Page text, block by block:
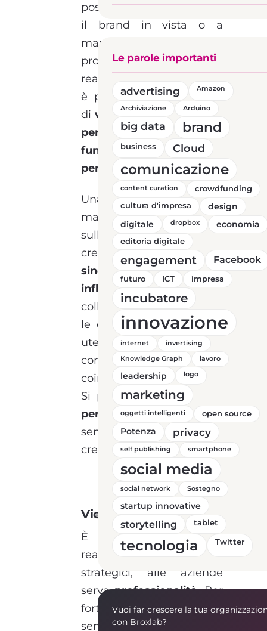
postare qualche foto con
il brand in vista o a
mandare un gadget o un
prodotto di prova. In
realtà l’attività da svolgere
è più complessa.Si tratta
di valorizzare le qualità di
persone (influencer) che
fungono da riferimento
per un network.
Una efficace forma di
marketing basata
sull’
identificazione
creazione
di attività
sinergiche
tra brand e
influencer
collaborazioni accorciano
le distanza tra azienda e
utente, creando una
comunicazione basata su
coinvolgimento e dialogo.
Si produce unapproccio
performante, non
semplice advertising, che
crea
valore aggiunto.
Vietato il “fai da te”
È evidente che per
realizzare progetti
strategici, alle aziende
servaprofessionalità. Per
fortuna l’era del “fai da te”
sembra avviarsi al
Le parole importanti
advertising Amazon
Archiviazione Arduino
big data brand
business Cloud
comunicazione
content curation
crowdfunding
cultura d'impresa
design
digitale
dropbox economia
editoria digitale
engagement Facebook
futuro ICT impresa
incubatore
innovazione
internet
invertising
Knowledge Graph
lavoro
leadership logo
marketing
oggetti intelligenti open source
Potenza privacy
self publishing smartphone
social media
social network Sostegno
startup innovative
storytelling tablet
tecnologia Twitter
Vuoi far crescere la tua
con Broxlab?